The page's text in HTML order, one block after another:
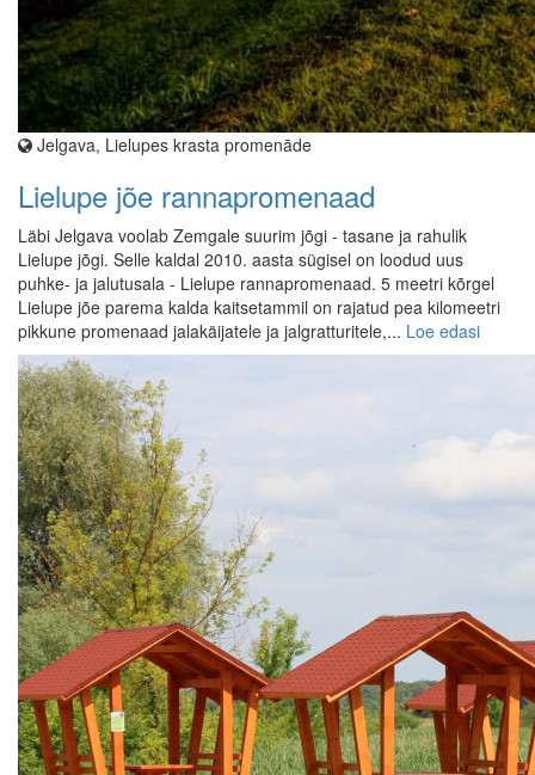
Jelgava, Lielupes krasta promenāde
Lielupe jõe rannapromenaad
Läbi Jelgava voolab Zemgale suurim jõgi - tasane ja rahulik
Lielupe jõgi. Selle kaldal 2010. aasta sügisel on loodud uus
puhke- ja jalutusala - Lielupe rannapromenaad. 5 meetri kõrgel
Lielupe jõe parema kalda kaitsetammil on rajatud pea kilomeetri
pikkune promenaad jalakäijatele ja jalgratturitele,... Loe edasi